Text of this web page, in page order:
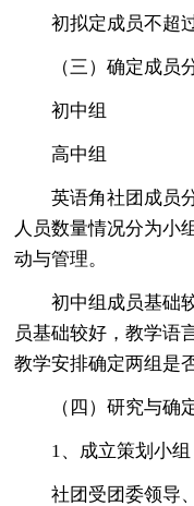
初拟定成员不超
（三）确定成员
初中组
高中组
英语角社团成员
人员数量情况分为小
动与管理。
初中组成员基础
员基础较好，教学语
教学安排确定两组是
（四）研究与确
1、成立策划小
社团受团委领导